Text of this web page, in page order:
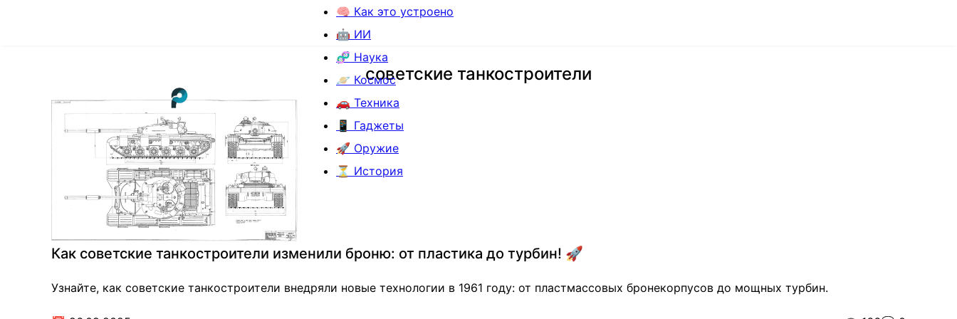
🧠 Как это устроено
🤖 ИИ
🧬 Наука
🪐 Космос
🚗 Техника
📱 Гаджеты
🚀 Оружие
⏳ История
советские танкостроители
Как советские танкостроители изменили броню: от пластика до турбин! 🚀
Узнайте, как советские танкостроители внедряли новые технологии в 1961 году: от пластмассовых бронекорпусов до мощных турбин.